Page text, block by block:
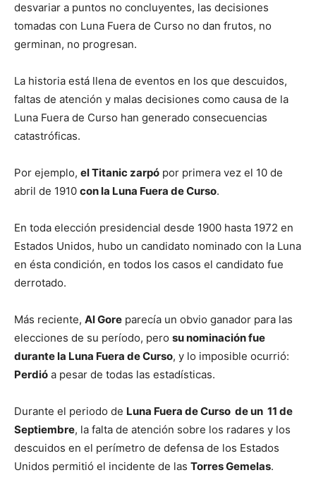
desvariar a puntos no concluyentes, las decisiones
tomadas con Luna Fuera de Curso no dan frutos, no
germinan, no progresan.
La historia está llena de eventos en los que descuidos,
faltas de atención y malas decisiones como causa de la
Luna Fuera de Curso han generado consecuencias
catastróficas.
Por ejemplo, el Titanic zarpó por primera vez el 10 de
abril de 1910 con la Luna Fuera de Curso.
En toda elección presidencial desde 1900 hasta 1972 en
Estados Unidos, hubo un candidato nominado con la Luna
en ésta condición, en todos los casos el candidato fue
derrotado.
Más reciente, Al Gore parecía un obvio ganador para las
elecciones de su período, pero su nominación fue
durante la Luna Fuera de Curso, y lo imposible ocurrió:
Perdió a pesar de todas las estadísticas.
Durante el periodo de Luna Fuera de Curso de un 11 de
Septiembre, la falta de atención sobre los radares y los
descuidos en el perímetro de defensa de los Estados
Unidos permitió el incidente de las Torres Gemelas.